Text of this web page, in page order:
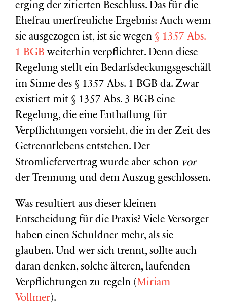
erging der zitierten Beschluss. Das für die
Ehefrau unerfreuliche Ergebnis: Auch wenn
sie ausgezogen ist, ist sie wegen § 1357 Abs.
1 BGB weiterhin verpflichtet. Denn diese
Regelung stellt ein Bedarfsdeckungsgeschäft
im Sinne des § 1357 Abs. 1 BGB da. Zwar
existiert mit § 1357 Abs. 3 BGB eine
Regelung, die eine Enthaftung für
Verpflichtungen vorsieht, die in der Zeit des
Getrenntlebens entstehen. Der
Stromliefervertrag wurde aber schon vor
der Trennung und dem Auszug geschlossen.
Was resultiert aus dieser kleinen
Entscheidung für die Praxis? Viele Versorger
haben einen Schuldner mehr, als sie
glauben. Und wer sich trennt, sollte auch
daran denken, solche älteren, laufenden
Verpflichtungen zu regeln (Miriam
Vollmer).